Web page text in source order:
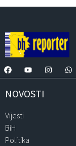
NOVOSTI
Vijesti
BiH
Politika